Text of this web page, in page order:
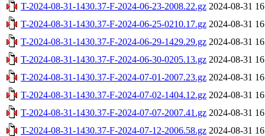
T-2024-08-31-1430.37-F-2024-06-23-2008.22.gz 2024-08-31
T-2024-08-31-1430.37-F-2024-06-25-0210.17.gz 2024-08-31
T-2024-08-31-1430.37-F-2024-06-29-1429.29.gz 2024-08-31
T-2024-08-31-1430.37-F-2024-06-30-0205.13.gz 2024-08-31
T-2024-08-31-1430.37-F-2024-07-01-2007.23.gz 2024-08-31
T-2024-08-31-1430.37-F-2024-07-02-1404.12.gz 2024-08-31
T-2024-08-31-1430.37-F-2024-07-07-2007.41.gz 2024-08-31
T-2024-08-31-1430.37-F-2024-07-12-2006.58.gz 2024-08-31